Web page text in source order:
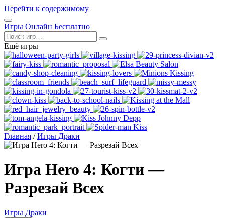
Перейти к содержимому
Открыть
меню
Игры Онлайн Бесплатно
Поиск
Ещё игры
Главная / Игры Драки
Игра Hero 4: Когти —
Разрезай Всех
Игры Драки